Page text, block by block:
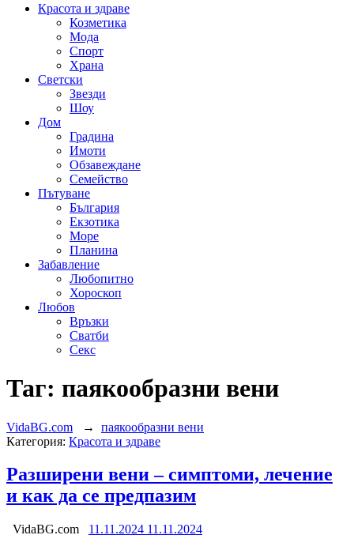
Красота и здраве
Козметика
Мода
Спорт
Храна
Светски
Звезди
Шоу
Дом
Градина
Имоти
Обзавеждане
Семейство
Пътуване
България
Екзотика
Море
Планина
Забавление
Любопитно
Хороскоп
Любов
Връзки
Сватби
Секс
Таг: паякообразни вени
VidaBG.com → паякообразни вени
Категория: Красота и здраве
Разширени вени – симптоми, лечение
и как да се предпазим
VidaBG.com 11.11.2024 11.11.2024